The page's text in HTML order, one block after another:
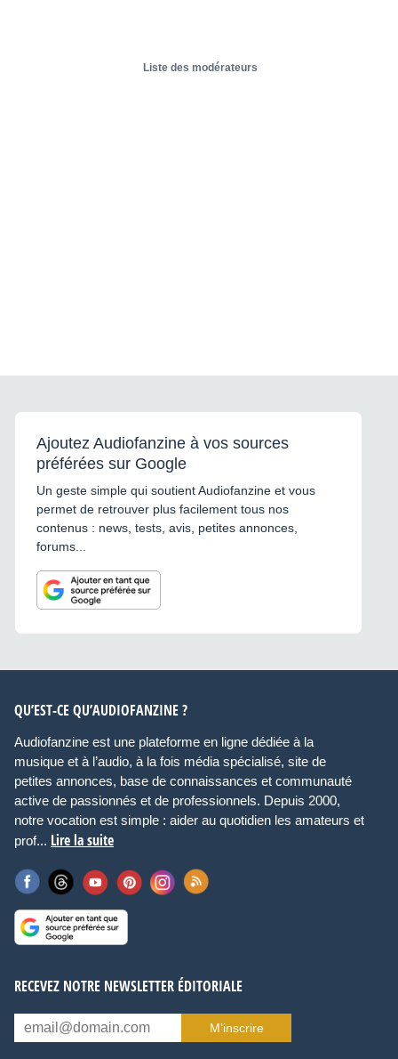
Liste des modérateurs
Ajoutez Audiofanzine à vos sources
préférées sur Google
Un geste simple qui soutient Audiofanzine et vous
permet de retrouver plus facilement tous nos
contenus : news, tests, avis, petites annonces,
forums...
QU’EST-CE QU’AUDIOFANZINE ?
Audiofanzine est une plateforme en ligne dédiée à la
musique et à l’audio, à la fois média spécialisé, site de
petites annonces, base de connaissances et communauté
active de passionnés et de professionnels. Depuis 2000,
notre vocation est simple : aider au quotidien les amateurs et
prof... Lire la suite
RECEVEZ NOTRE NEWSLETTER ÉDITORIALE
M’inscrire